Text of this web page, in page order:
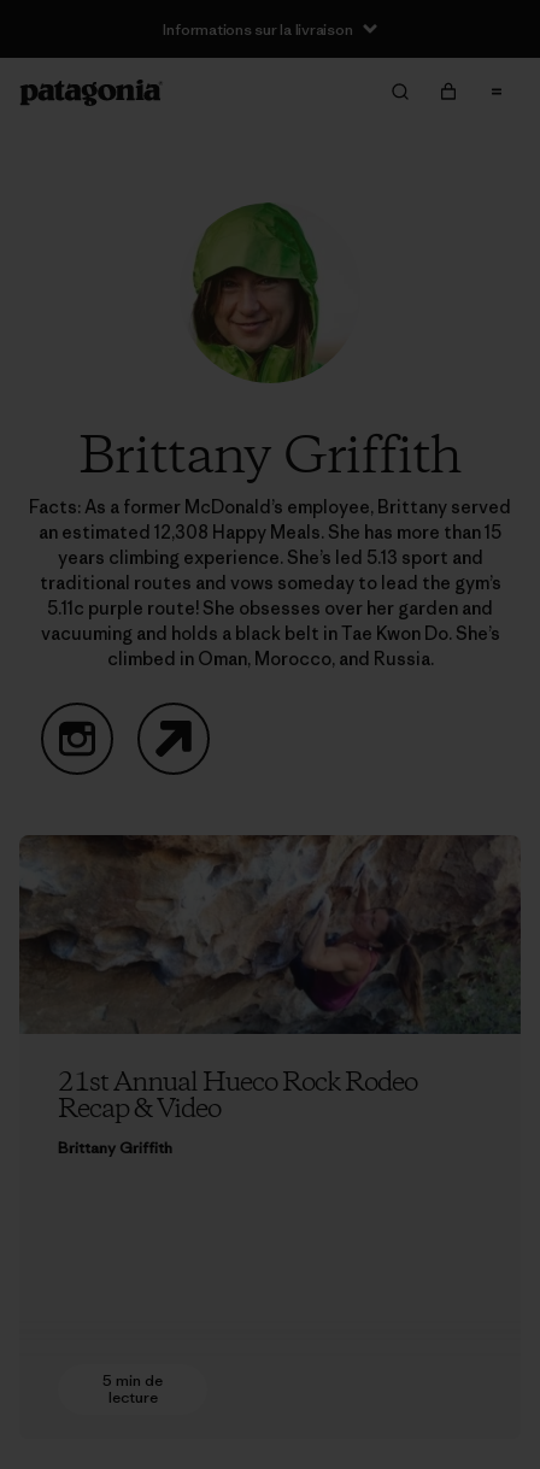
Informations sur la livraison
Brittany Griffith
Facts: As a former McDonald’s employee, Brittany served
an estimated 12,308 Happy Meals. She has more than 15
years climbing experience. She’s led 5.13 sport and
traditional routes and vows someday to lead the gym’s
5.11c purple route! She obsesses over her garden and
vacuuming and holds a black belt in Tae Kwon Do. She’s
climbed in Oman, Morocco, and Russia.
21st Annual Hueco Rock Rodeo
Recap & Video
Brittany Griffith
5 min de
lecture